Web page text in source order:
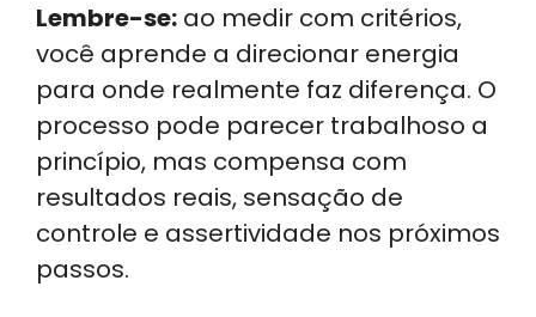
Lembre-se: ao medir com critérios,
você aprende a direcionar energia
para onde realmente faz diferença. O
processo pode parecer trabalhoso a
princípio, mas compensa com
resultados reais, sensação de
controle e assertividade nos próximos
passos.